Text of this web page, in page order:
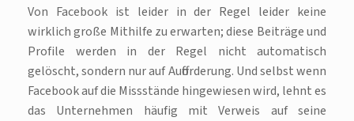
Von Facebook ist leider in der Regel leider keine
wirklich große Mithilfe zu erwarten; diese Beiträge und
Profile werden in der Regel nicht automatisch
gelöscht, sondern nur auf Aufforderung. Und selbst wenn
Facebook auf die Missstände hingewiesen wird, lehnt es
das Unternehmen häufig mit Verweis auf seine